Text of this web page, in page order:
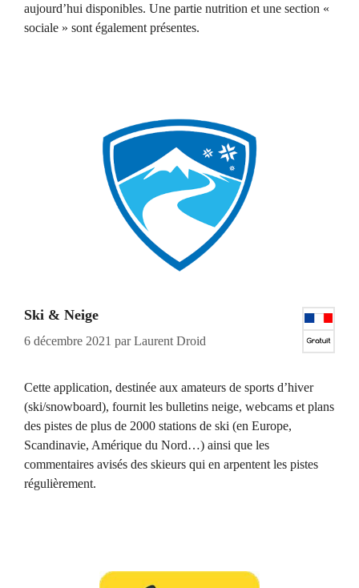
aujourd’hui disponibles. Une partie nutrition et une section «
sociale » sont également présentes.
Ski & Neige
6 décembre 2021 parLaurent Droid
Cette application, destinée aux amateurs de sports d’hiver
(ski/snowboard), fournit les bulletins neige, webcams et plans
des pistes de plus de 2000 stations de ski (en Europe,
Scandinavie, Amérique du Nord…) ainsi que les
commentaires avisés des skieurs qui en arpentent les pistes
régulièrement.